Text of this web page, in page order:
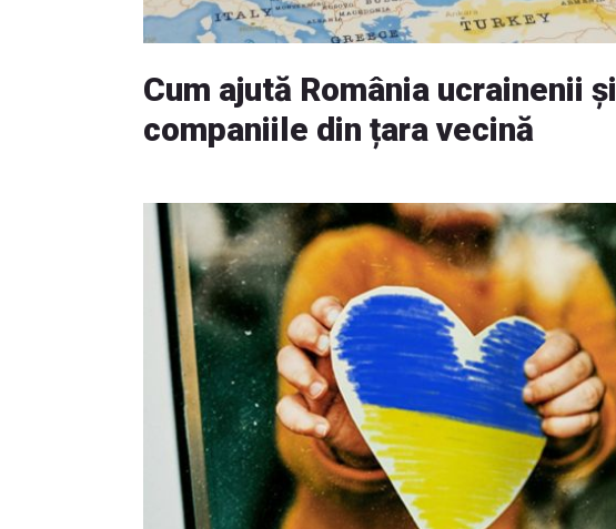
Cum ajută România ucrainenii și
companiile din țara vecină